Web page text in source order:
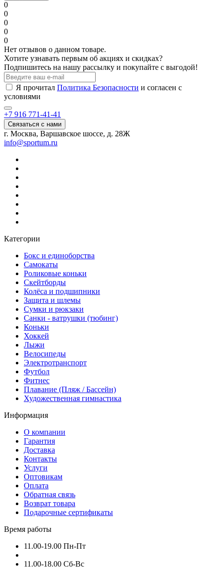
0
0
0
0
0
Нет отзывов о данном товаре.
Хотите узнавать первым об акциях и скидках?
Подпишитесь на нашу рассылку и покупайте с выгодой!
Я прочитал Политика Безопасности и согласен с
условиями
+7 916 771-41-41
Связаться с нами
г. Москва, Варшавское шоссе, д. 28Ж
info@sportum.ru
Категории
Бокс и единоборства
Самокаты
Роликовые коньки
Скейтборды
Колёса и подшипники
Защита и шлемы
Сумки и рюкзаки
Санки - ватрушки (тюбинг)
Коньки
Хоккей
Лыжи
Велосипеды
Электротранспорт
Футбол
Фитнес
Плавание (Пляж / Бассейн)
Художественная гимнастика
Информация
О компании
Гарантия
Доставка
Контакты
Услуги
Оптовикам
Оплата
Обратная связь
Возврат товара
Подарочные сертификаты
Время работы
11.00-19.00 Пн-Пт
11.00-18.00 Сб-Вс